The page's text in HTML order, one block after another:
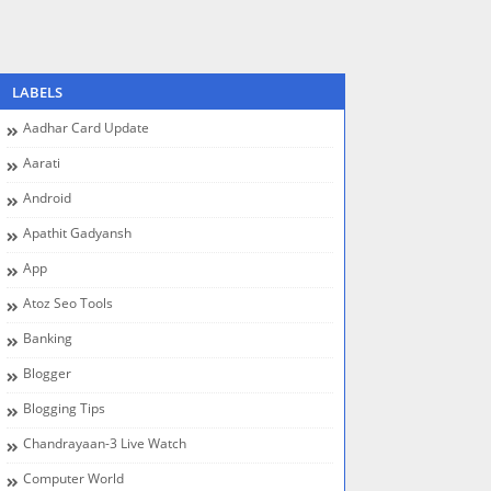
LABELS
Aadhar Card Update
Aarati
Android
Apathit Gadyansh
App
Atoz Seo Tools
Banking
Blogger
Blogging Tips
Chandrayaan-3 Live Watch
Computer World